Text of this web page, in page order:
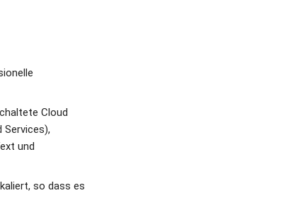
Cloud
Services),
und
so dass es